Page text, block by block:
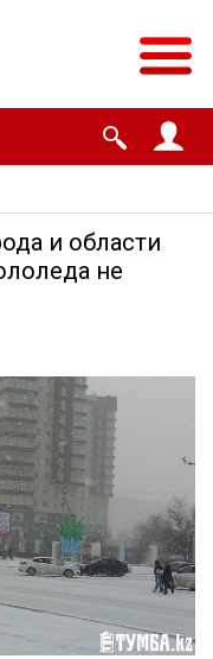
и области
не